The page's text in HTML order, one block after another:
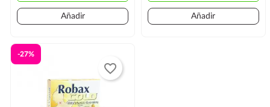
Añadir Añadir
-27%
favorite_border